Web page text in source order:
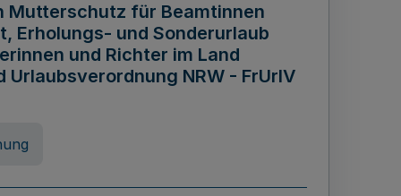
Mutterschutz für Beamtinnen
Erholungs- und Sonderurlaub
und Richter im Land
NRW - FrUrlV